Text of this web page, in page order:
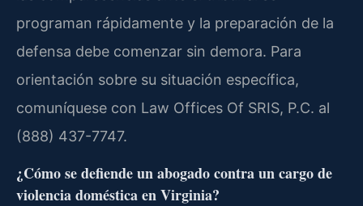
programan rápidamente y la preparación de la
defensa debe comenzar sin demora. Para
orientación sobre su situación específica,
comuníquese con Law Offices Of SRIS, P.C. al
(888) 437-7747.
¿Cómo se defiende un abogado contra un cargo de
violencia doméstica en Virginia?